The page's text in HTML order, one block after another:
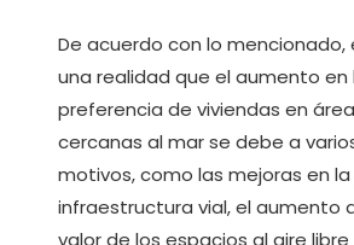
De acuerdo con lo mencionado,
una realidad que el aumento en
preferencia de viviendas en
cercanas al mar se debe a
motivos, como las mejoras en la
infraestructura vial, el aumento